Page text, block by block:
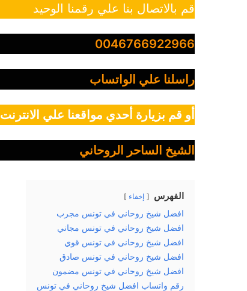
قم بالاتصال بنا علي رقمنا الوحيد
0046766922966
راسلنا علي الواتساب
أو قم بزيارة أحدي مواقعنا علي الانترنت
الشيخ الساحر الروحاني
الفهرس إخفاء
افضل شيخ روحاني في تونس مجرب
افضل شيخ روحاني في تونس مجاني
افضل شيخ روحاني في تونس قوي
افضل شيخ روحاني في تونس صادق
افضل شيخ روحاني في تونس مضمون
رقم واتساب افضل شيخ روحاني في تونس